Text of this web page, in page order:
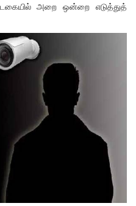
அறை ஒன்றை எடுத்துத்